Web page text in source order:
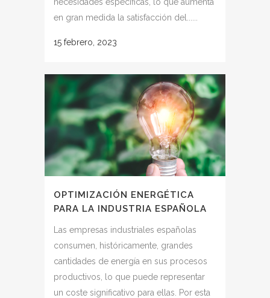
en gran medida la satisfacción del......
15 febrero, 2023
OPTIMIZACIÓN ENERGÉTICA
PARA LA INDUSTRIA ESPAÑOLA
Las empresas industriales españolas
consumen, históricamente, grandes
cantidades de energía en sus procesos
productivos, lo que puede representar
un coste significativo para ellas. Por esta